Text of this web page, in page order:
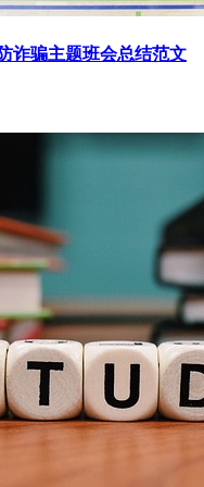
诈骗主题班会总结范文